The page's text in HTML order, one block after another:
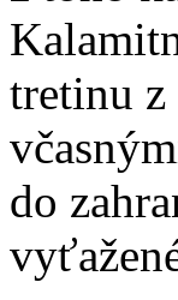
tretinu z
do